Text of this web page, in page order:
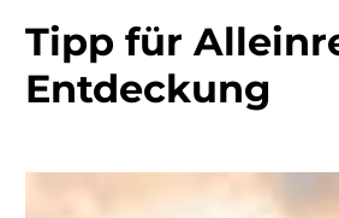
Tipp für
Entdeckung